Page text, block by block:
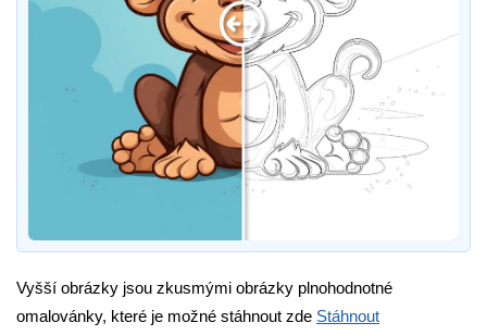
Vyšší obrázky jsou zkusmými obrázky plnohodnotné
omalovánky, které je možné stáhnout zde Stáhnout